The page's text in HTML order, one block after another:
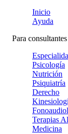
Inicio
Ayuda
Para consultantes
Psicología
Nutrición
Psiquiatría
Derecho
Terapias
Medicina